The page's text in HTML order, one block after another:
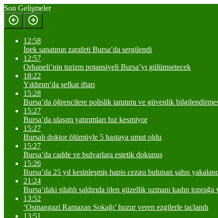
Son Gelişmeler
12:58
İpek sanatının zarafeti Bursa’da sergilendi
12:57
Orhaneli’nin turizm potansiyeli Bursa’yı gülümsetecek
18:22
Yıldırım’da şefkat iftarı
15:28
Bursa’da öğrencilere polislik tanıtımı ve güvenlik
15:27
Bursa’da ulaşım yatırımları hız kesmiyor
15:27
Bursalı doktor ölümüyle 5 hastaya umut oldu
15:27
Bursa’da cadde ve bulvarlara estetik dokunuş
15:26
Bursa’da 25 yıl kesinleşmiş hapis cezası bulunan şahıs
21:24
Bursa’daki silahlı saldırıda ölen güzellik uzmanı kadın toprağa
13:52
‘Osmangazi Ramazan Sokağı’ huzur veren ezgilerle taçlandı
13:51